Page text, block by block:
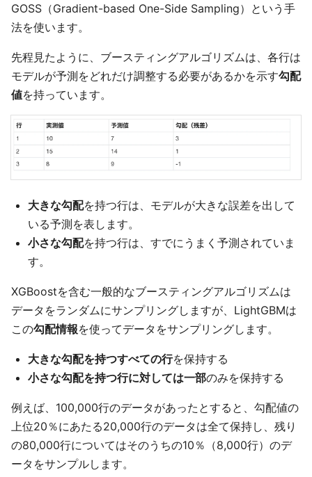
GOSS（Gradient-based One-Side Sampling）という手
法を使います。
先程見たように、ブースティングアルゴリズムは、各行は
モデルが予測をどれだけ調整する必要があるかを示す勾配
値を持っています。
大きな勾配を持つ行は、モデルが大きな誤差を出して
いる予測を表します。
小さな勾配を持つ行は、すでにうまく予測されていま
す。
XGBoostを含む一般的なブースティングアルゴリズムは
データをランダムにサンプリングしますが、LightGBMは
この勾配情報を使ってデータをサンプリングします。
大きな勾配を持つすべての行を保持する
小さな勾配を持つ行に対しては一部のみを保持する
例えば、100,000行のデータがあったとすると、勾配値の
上位20％にあたる20,000行のデータは全て保持し、残り
の80,000行についてはそのうちの10％（8,000行）のデ
ータをサンプルします。